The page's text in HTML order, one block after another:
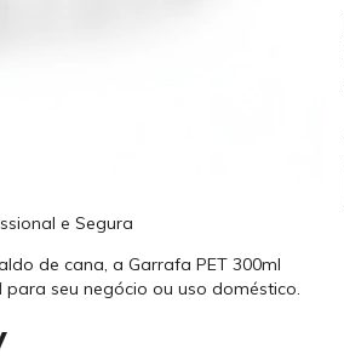
e Segura
de cana, a Garrafa PET 300ml
seu negócio ou uso doméstico.